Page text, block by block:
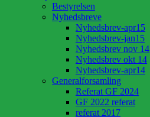
Bestyrelsen
Nyhedsbreve
Nyhedsbrev-apr15
Nyhedsbrev-jan15
Nyhedsbrev nov 14
Nyhedsbrev okt 14
Nyhedsbrev-apr14
Generalforsamling
Referat GF 2024
GF 2022 referat
referat 2017